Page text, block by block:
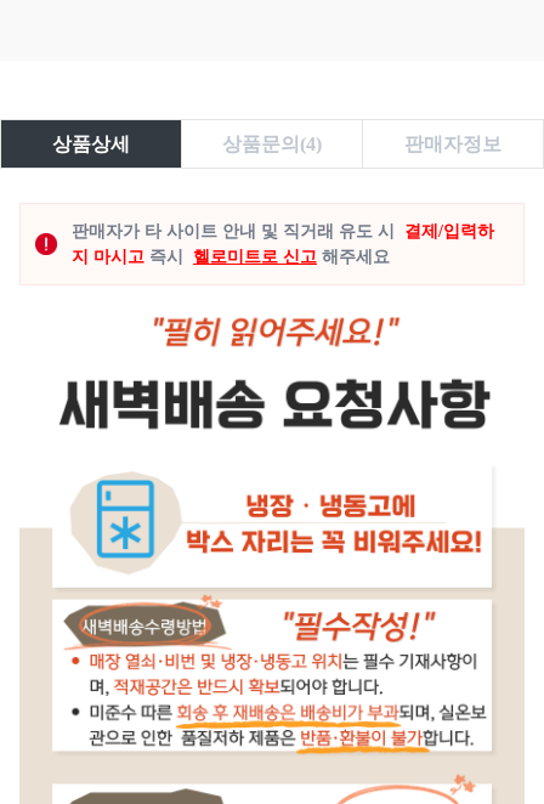
상품상세 상품문의(4) 판매자정보
판매자가 타 사이트 안내 및 직거래 유도 시
결제/입력하
지 마시고 즉시 헬로미트로 신고 해주세요